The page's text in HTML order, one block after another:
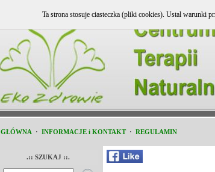
GŁÓWNA · INFORMACJE i KONTAKT · REGULAMIN
.:: SZUKAJ ::.
Ta strona stosuje ciasteczka (pliki cookies). Ustal warunki